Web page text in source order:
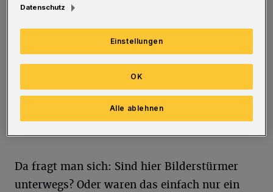
ebenfalls am Arrenberg, Ähnliches. Die aus
griechischem Marmor bestehende Hiby-
Skulptur "Spielende Finger" im "Simonz"-Hof
wurde mit aggressiver, tief gehender
schwarzer Farbe besprüht — und die
umliegenden Häuser mit Unmengen von rohen
Eiern beworfen. Siehe dazu mein Foto.
Da fragt man sich: Sind hier Bilderstürmer
unterwegs? Oder waren das einfach nur ein
Datenschutz
Einstellungen
Alle ablehnen
OK